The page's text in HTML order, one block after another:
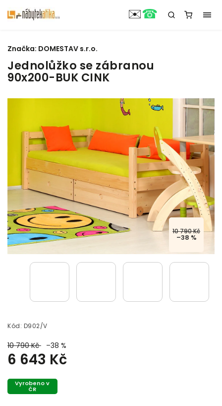
Jednolůžko se zábranou
90x200-BUK CINK
10 790 Kč
–38 %
Kód: D902/V
10 790 Kč –38 %
6 643 Kč
Vyrobeno v
ČR
Značka: DOMESTAV s.r.o.
✉️☎